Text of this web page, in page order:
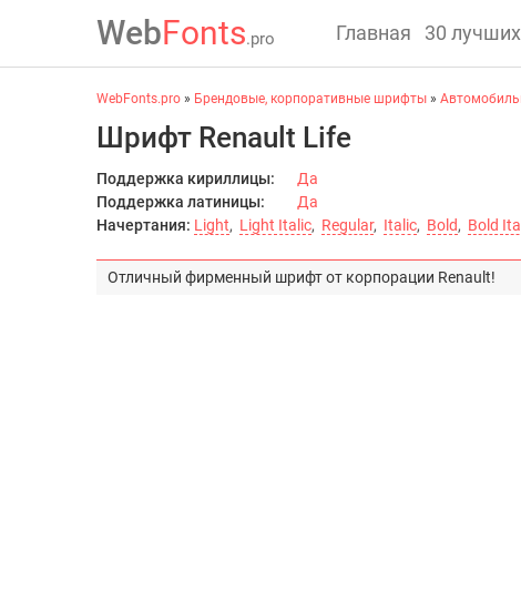
WebFonts.pro Главная 30 лучших
WebFonts.pro » Брендовые, корпоративные шрифты »
Шрифт Renault Life
Поддержка кириллицы:
Да
Поддержка латиницы:
Да
Начертания: Light, Light Italic, Regular, Italic, Bold, Bold
Отличный фирменный шрифт от корпорации Renault!